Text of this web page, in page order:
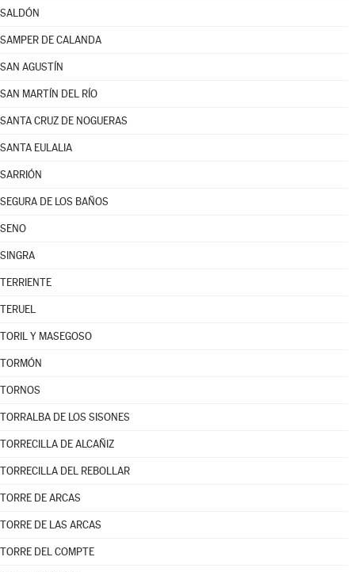
SALDÓN
SAMPER DE CALANDA
SAN AGUSTÍN
SAN MARTÍN DEL RÍO
SANTA CRUZ DE NOGUERAS
SANTA EULALIA
SARRIÓN
SEGURA DE LOS BAÑOS
SENO
SINGRA
TERRIENTE
TERUEL
TORIL Y MASEGOSO
TORMÓN
TORNOS
TORRALBA DE LOS SISONES
TORRECILLA DE ALCAÑIZ
TORRECILLA DEL REBOLLAR
TORRE DE ARCAS
TORRE DE LAS ARCAS
TORRE DEL COMPTE